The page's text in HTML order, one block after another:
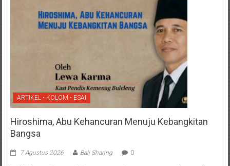
ARTIKEL • KOLOM • ESAI
Hiroshima, Abu Kehancuran Menuju Kebangkitan
Bangsa
7 Agustus 2026 Bali Sharing 0